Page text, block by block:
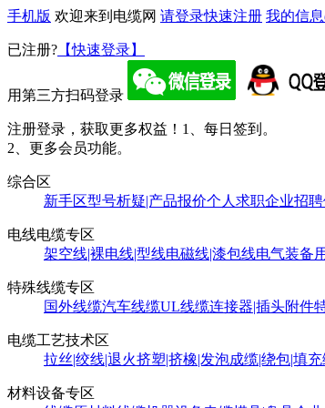
手机版 欢迎来到电缆网 请登录快速注册 我的信息
已注册? 【快速登录】
用第三方扫码登录
注册登录，获取更多权益！ 1、每日签到。
2、更多会员功能。
综合区
新手区型号析疑|产品报价个人求职企业招聘
电线电缆专区
架空线|裸电线|型线电磁线|漆包线电气装备
特殊线缆专区
国外线缆汽车线缆UL线缆连接器|插头附件
电缆工艺技术区
拉丝|绞线|退火挤塑|挤橡|发泡成缆|绕包|填充
材料设备专区